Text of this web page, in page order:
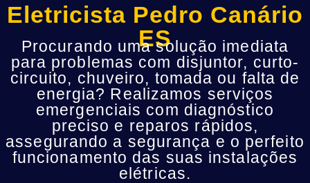
Eletricista Pedro Canário
ES
Procurando uma solução imediata
para problemas com disjuntor, curto-
circuito, chuveiro, tomada ou falta de
energia? Realizamos serviços
emergenciais com diagnóstico
preciso e reparos rápidos,
assegurando a segurança e o perfeito
funcionamento das suas instalações
elétricas.